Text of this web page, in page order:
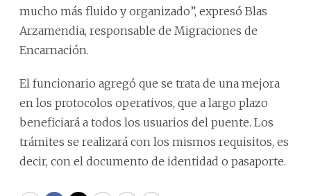
mucho más fluido y organizado”, expresó Blas
Arzamendia, responsable de Migraciones de
Encarnación.
El funcionario agregó que se trata de una mejora
en los protocolos operativos, que a largo plazo
beneficiará a todos los usuarios del puente. Los
trámites se realizará con los mismos requisitos, es
decir, con el documento de identidad o pasaporte.